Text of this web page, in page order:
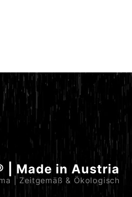
| Made in Austria
| Zeitgemäß & Ökologisch